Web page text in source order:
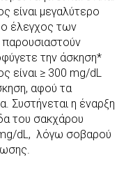
είναι μεγαλύτερο
ο έλεγχος των
την άσκηση*
είναι ≥ 300 mg/dL
αφού τα
Συστήνεται η έναρξη
του σακχάρου
dL, λόγω σοβαρού